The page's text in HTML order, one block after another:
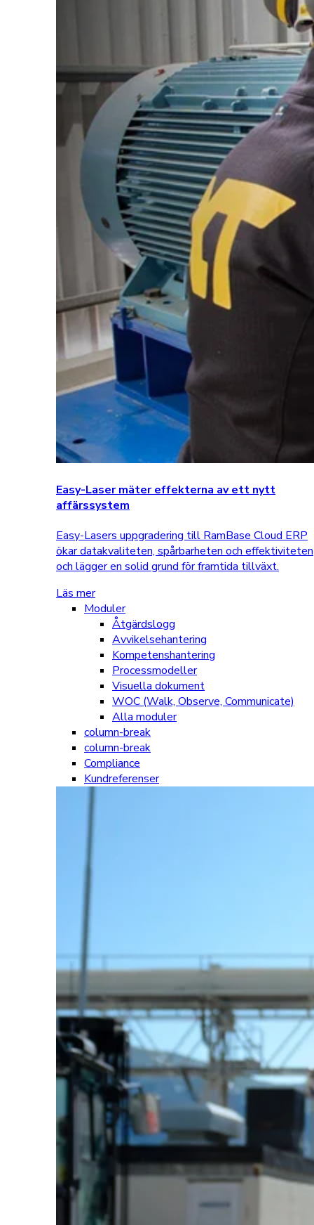
Easy-Laser mäter effekterna av ett nytt
affärssystem
Easy-Lasers uppgradering till RamBase Cloud ERP
ökar datakvaliteten, spårbarheten och effektiviteten
och lägger en solid grund för framtida tillväxt.
Läs mer
Moduler
Åtgärdslogg
Avvikelsehantering
Kompetenshantering
Processmodeller
Visuella dokument
WOC (Walk, Observe, Communicate)
Alla moduler
column-break
column-break
Compliance
Kundreferenser